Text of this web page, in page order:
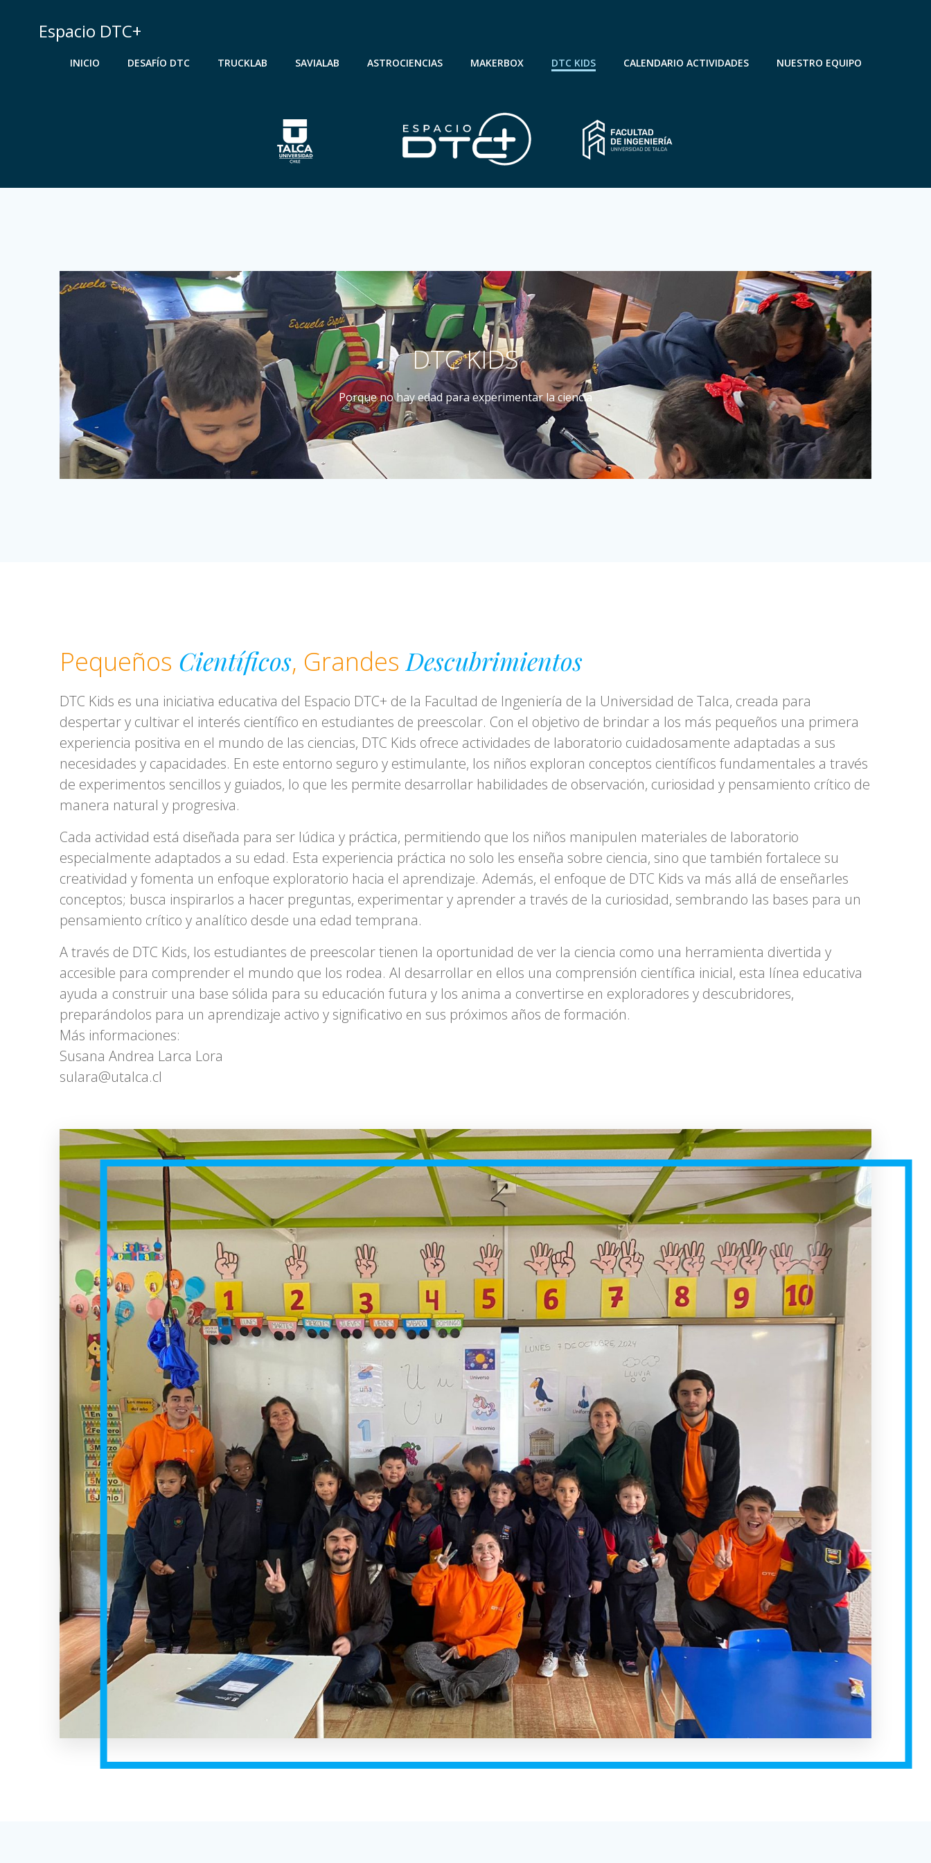
contenidoEspacio DTC+
INICIO DESAFÍO DTC TRUCKLAB SAVIALAB ASTROCIENCIAS MAKERBOX DTC KIDS CALENDARIO ACTIVIDADES NUESTRO EQUIPO
DTC KIDS
Porque no hay edad para experimentar la ciencia
Pequeños Científicos, GrandesDescubrimientos
DTC Kids es una iniciativa educativa del Espacio DTC+ de la Facultad de Ingeniería de la Universidad de Talca, creada para
despertar y cultivar el interés científico en estudiantes de preescolar. Con el objetivo de brindar a los más pequeños una primera
experiencia positiva en el mundo de las ciencias, DTC Kids ofrece actividades de laboratorio cuidadosamente adaptadas a sus
necesidades y capacidades. En este entorno seguro y estimulante, los niños exploran conceptos científicos fundamentales a través
de experimentos sencillos y guiados, lo que les permite desarrollar habilidades de observación, curiosidad y pensamiento crítico de
manera natural y progresiva.
Cada actividad está diseñada para ser lúdica y práctica, permitiendo que los niños manipulen materiales de laboratorio
especialmente adaptados a su edad. Esta experiencia práctica no solo les enseña sobre ciencia, sino que también fortalece su
creatividad y fomenta un enfoque exploratorio hacia el aprendizaje. Además, el enfoque de DTC Kids va más allá de enseñarles
conceptos; busca inspirarlos a hacer preguntas, experimentar y aprender a través de la curiosidad, sembrando las bases para un
pensamiento crítico y analítico desde una edad temprana.
A través de DTC Kids, los estudiantes de preescolar tienen la oportunidad de ver la ciencia como una herramienta divertida y
accesible para comprender el mundo que los rodea. Al desarrollar en ellos una comprensión científica inicial, esta línea educativa
ayuda a construir una base sólida para su educación futura y los anima a convertirse en exploradores y descubridores,
preparándolos para un aprendizaje activo y significativo en sus próximos años de formación.
Más informaciones:
Susana Andrea Larca Lora
sulara@utalca.cl